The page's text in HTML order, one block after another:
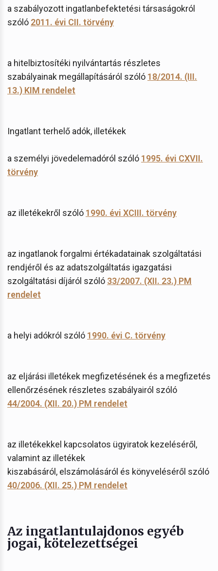
a szabályozott ingatlanbefektetési társaságokról
szóló 2011. évi CII. törvény
a hitelbiztosítéki nyilvántartás részletes
szabályainak megállapításáról szóló 18/2014. (III.
13.) KIM rendelet
Ingatlant terhelő adók, illetékek
a személyi jövedelemadóról szóló 1995. évi CXVII.
törvény
az illetékekről szóló 1990. évi XCIII. törvény
az ingatlanok forgalmi értékadatainak szolgáltatási
rendjéről és az adatszolgáltatás igazgatási
szolgáltatási díjáról szóló 33/2007. (XII. 23.) PM
rendelet
a helyi adókról szóló 1990. évi C. törvény
az eljárási illetékek megfizetésének és a megfizetés
ellenőrzésének részletes szabályairól szóló
44/2004. (XII. 20.) PM rendelet
az illetékekkel kapcsolatos ügyiratok kezeléséről,
valamint az illetékek
kiszabásáról, elszámolásáról és könyveléséről szóló
40/2006. (XII. 25.) PM rendelet
Az ingatlantulajdonos egyéb
jogai, kötelezettségei